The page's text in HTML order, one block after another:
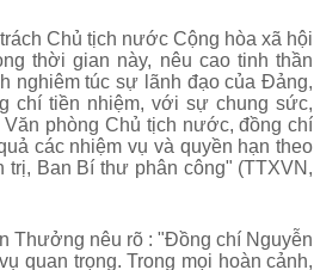
Chủ tịch nước Cộng hòa xã hội
thời gian này, nêu cao tinh thần
nghiêm túc sự lãnh đạo của Đảng,
chí tiền nhiệm, với sự chung sức,
phòng Chủ tịch nước, đồng chí
các nhiệm vụ và quyền hạn theo
trị, Ban Bí thư phân công" (TTXVN,
Thưởng nêu rõ : "Đồng chí Nguyễn
quan trọng. Trong mọi hoàn cảnh,